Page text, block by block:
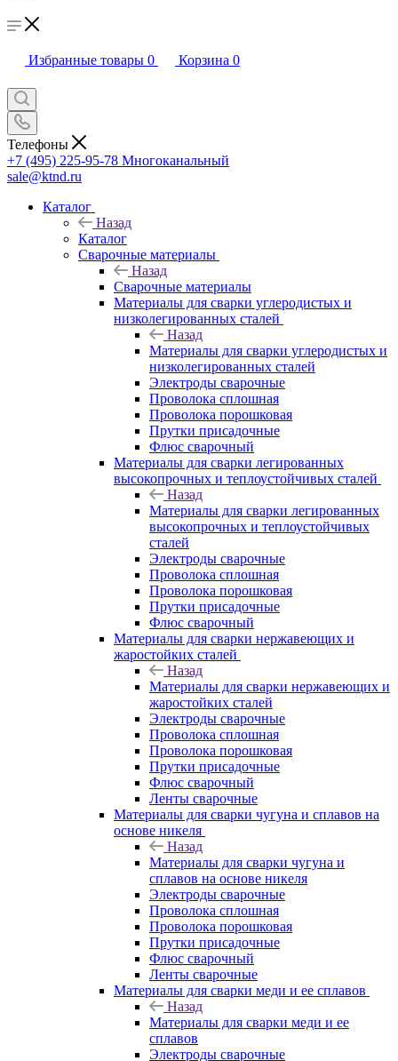
Избранные товары 0 Корзина 0
Телефоны
+7 (495) 225-95-78 Многоканальный
sale@ktnd.ru
Каталог
Назад
Каталог
Сварочные материалы
Назад
Сварочные материалы
Материалы для сварки углеродистых и
низколегированных сталей
Назад
Материалы для сварки углеродистых и
низколегированных сталей
Электроды сварочные
Проволока сплошная
Проволока порошковая
Прутки присадочные
Флюс сварочный
Материалы для сварки легированных
высокопрочных и теплоустойчивых сталей
Назад
Материалы для сварки легированных
высокопрочных и теплоустойчивых
сталей
Электроды сварочные
Проволока сплошная
Проволока порошковая
Прутки присадочные
Флюс сварочный
Материалы для сварки нержавеющих и
жаростойких сталей
Назад
Материалы для сварки нержавеющих и
жаростойких сталей
Электроды сварочные
Проволока сплошная
Проволока порошковая
Прутки присадочные
Флюс сварочный
Ленты сварочные
Материалы для сварки чугуна и сплавов на
основе никеля
Назад
Материалы для сварки чугуна и
сплавов на основе никеля
Электроды сварочные
Проволока сплошная
Проволока порошковая
Прутки присадочные
Флюс сварочный
Ленты сварочные
Материалы для сварки меди и ее сплавов
Назад
Материалы для сварки меди и ее
сплавов
Электроды сварочные